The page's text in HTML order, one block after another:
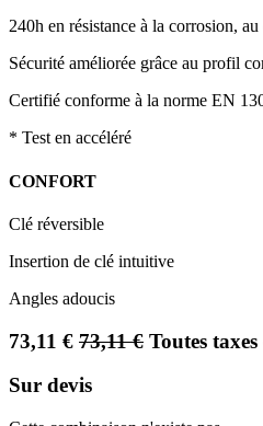
240h en résistance à la corrosion,
Sécurité améliorée grâce au profil
Certifié conforme à la norme EN
* Test en accéléré
CONFORT
Clé réversible
Insertion de clé intuitive
Angles adoucis
73,11 € 73,11€ Toutes
Sur devis